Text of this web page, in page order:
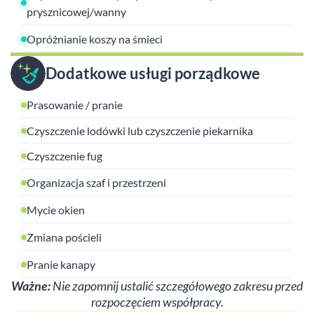
prysznicowej/wanny
Opróżnianie koszy na śmieci
Dodatkowe usługi porządkowe
Prasowanie / pranie
Czyszczenie lodówki lub czyszczenie piekarnika
Czyszczenie fug
Organizacja szaf i przestrzeni
Mycie okien
Zmiana pościeli
Pranie kanapy
Ważne:Nie zapomnij ustalić szczegółowego zakresu przed
rozpoczęciem współpracy.